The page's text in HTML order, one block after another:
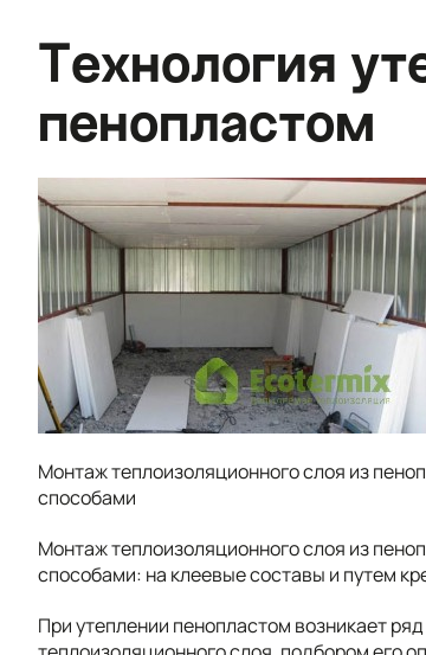
Технология
пенопластом
Монтаж теплоизоляционного слоя из
способами
Монтаж теплоизоляционного слоя из
способами: на клеевые составы и путем
При утеплении пенопластом возникает